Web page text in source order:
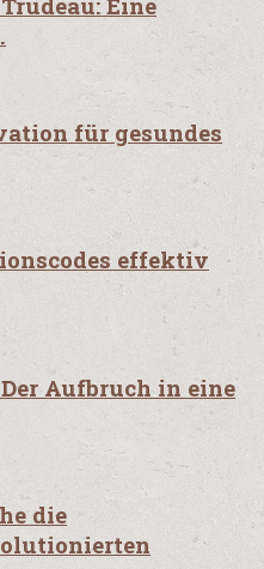
für gesundes
effektiv
Aufbruch in eine
die